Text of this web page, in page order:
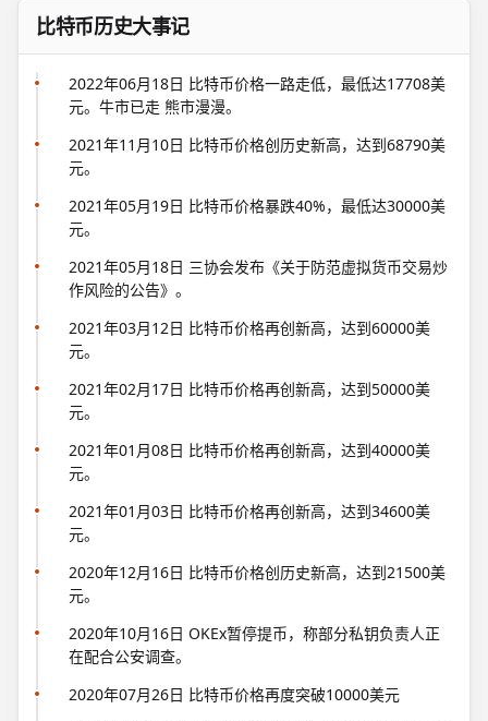
比特币历史大事记
2022年06月18日 比特币价格一路走低，最低达17708美
元。牛市已走 熊市漫漫。
2021年11月10日 比特币价格创历史新高，达到68790美
元。
2021年05月19日 比特币价格暴跌40%，最低达30000美
元。
2021年05月18日 三协会发布《关于防范虚拟货币交易炒
作风险的公告》。
2021年03月12日 比特币价格再创新高，达到60000美
元。
2021年02月17日 比特币价格再创新高，达到50000美
元。
2021年01月08日 比特币价格再创新高，达到40000美
元。
2021年01月03日 比特币价格再创新高，达到34600美
元。
2020年12月16日 比特币价格创历史新高，达到21500美
元。
2020年10月16日 OKEx暂停提币，称部分私钥负责人正
在配合公安调查。
2020年07月26日 比特币价格再度突破10000美元